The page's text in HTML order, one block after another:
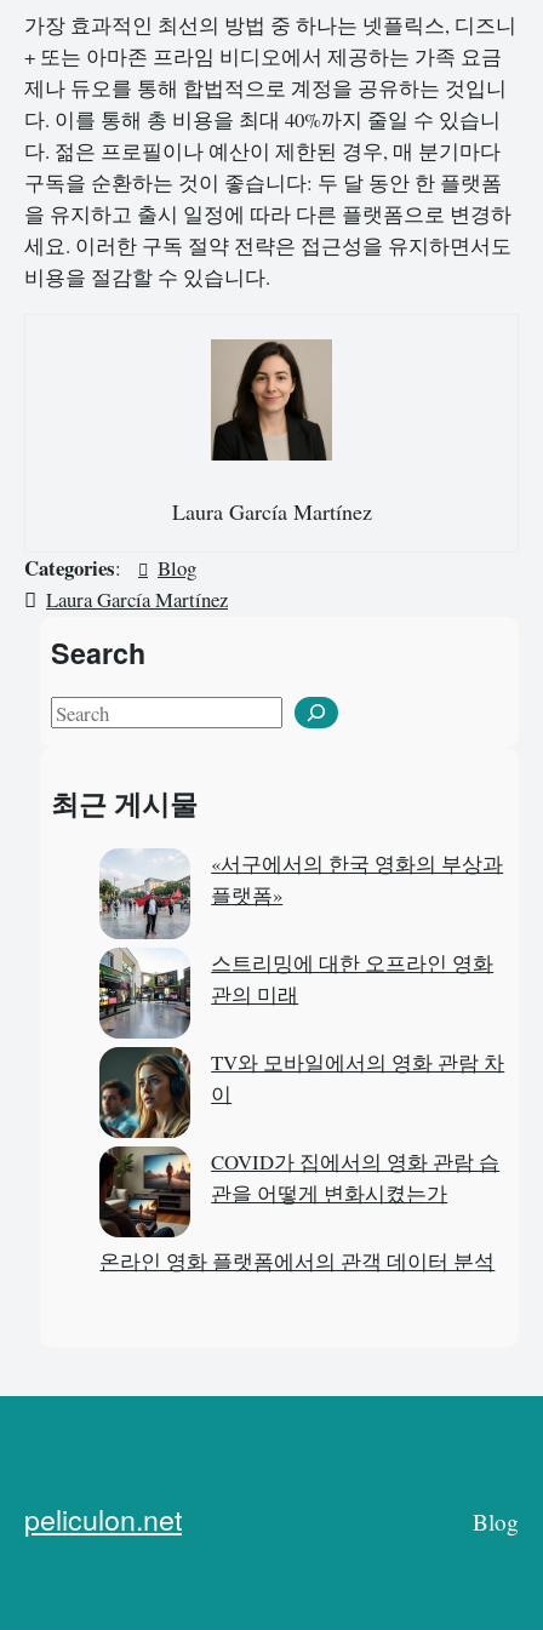
가장 효과적인 최선의 방법 중 하나는 넷플릭스, 디즈니
+ 또는 아마존 프라임 비디오에서 제공하는 가족 요금
제나 듀오를 통해 합법적으로 계정을 공유하는 것입니
다. 이를 통해 총 비용을 최대 40%까지 줄일 수 있습니
다. 젊은 프로필이나 예산이 제한된 경우, 매 분기마다
구독을 순환하는 것이 좋습니다: 두 달 동안 한 플랫폼
을 유지하고 출시 일정에 따라 다른 플랫폼으로 변경하
세요. 이러한 구독 절약 전략은 접근성을 유지하면서도
비용을 절감할 수 있습니다.
Laura García Martínez
Categories:
Blog
Laura García Martínez
Search
S
r
최근 게시물
«서구에서의 한국 영화의 부상과
플랫폼»
스트리밍에 대한 오프라인 영화
관의 미래
TV와 모바일에서의 영화 관람 차
이
COVID가 집에서의 영화 관람 습
관을 어떻게 변화시켰는가
온라인 영화 플랫폼에서의 관객 데이터 분석
peliculon.net Blog